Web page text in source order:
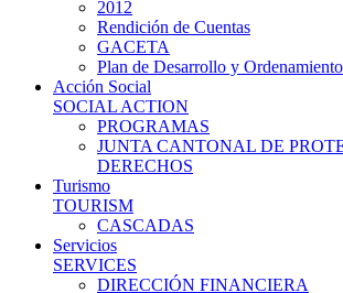
2012
Rendición de Cuentas
GACETA
Plan de Desarrollo y
Acción Social
SOCIAL ACTION
PROGRAMAS
JUNTA CANTONAL DE
DERECHOS
Turismo
TOURISM
CASCADAS
Servicios
SERVICES
DIRECCIÓN FINANCIERA